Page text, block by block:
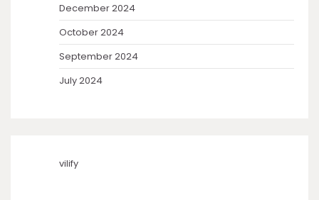
December 2024
October 2024
September 2024
July 2024
vilify